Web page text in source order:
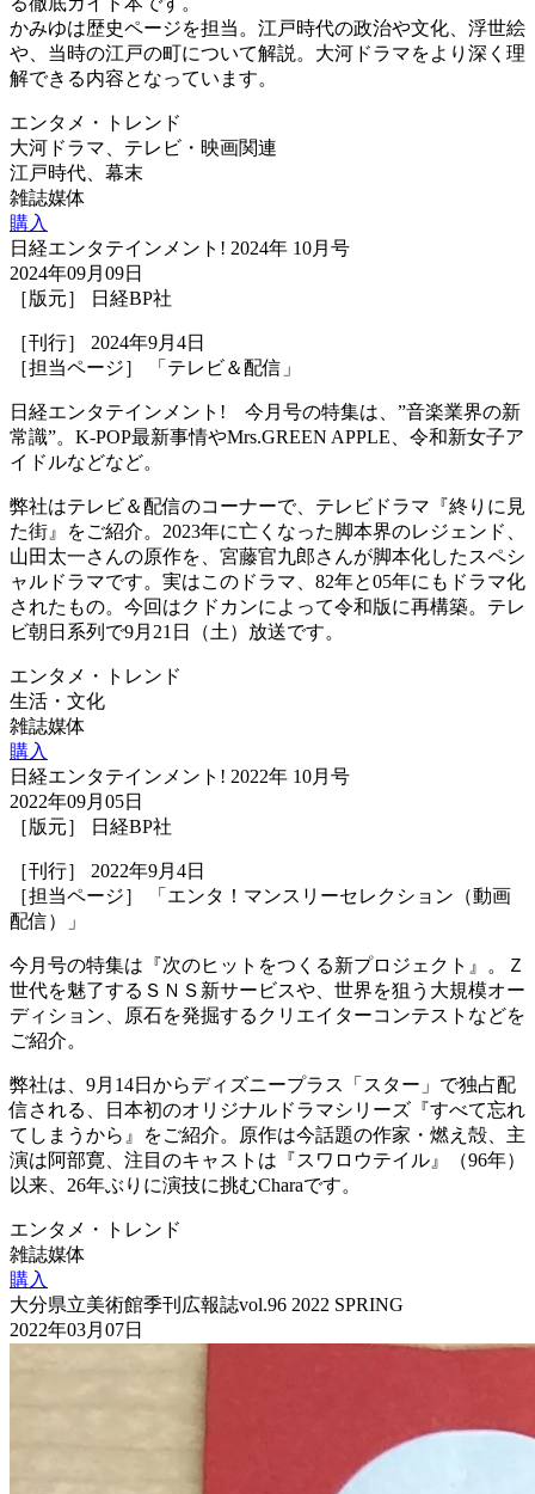
かみゆは歴史ページを担当。江戸時代の政治や文化、浮世絵
や、当時の江戸の町について解説。大河ドラマをより深く理
解できる内容となっています。
エンタメ・トレンド
大河ドラマ、テレビ・映画関連
江戸時代、幕末
雑誌媒体
購入
日経エンタテインメント! 2024年 10月号
2024年09月09日
［版元］ 日経BP社
［刊行］ 2024年9月4日
［担当ページ］ 「テレビ＆配信」
日経エンタテインメント! 今月号の特集は、”音楽業界の新
常識”。K-POP最新事情やMrs.GREEN APPLE、令和新女子ア
イドルなどなど。
弊社はテレビ＆配信のコーナーで、テレビドラマ『終りに見
た街』をご紹介。2023年に亡くなった脚本界のレジェンド、
山田太一さんの原作を、宮藤官九郎さんが脚本化したスペシ
ャルドラマです。実はこのドラマ、82年と05年にもドラマ化
されたもの。今回はクドカンによって令和版に再構築。テレ
ビ朝日系列で9月21日（土）放送です。
エンタメ・トレンド
生活・文化
雑誌媒体
購入
日経エンタテインメント! 2022年 10月号
2022年09月05日
［版元］ 日経BP社
［刊行］ 2022年9月4日
［担当ページ］ 「エンタ！マンスリーセレクション（動画
配信）」
今月号の特集は『次のヒットをつくる新プロジェクト』。Ｚ
世代を魅了するＳＮＳ新サービスや、世界を狙う大規模オー
ディション、原石を発掘するクリエイターコンテストなどを
ご紹介。
弊社は、9月14日からディズニープラス「スター」で独占配
信される、日本初のオリジナルドラマシリーズ『すべて忘れ
てしまうから』をご紹介。原作は今話題の作家・燃え殻、主
演は阿部寛、注目のキャストは『スワロウテイル』（96年）
以来、26年ぶりに演技に挑むCharaです。
エンタメ・トレンド
雑誌媒体
購入
大分県立美術館季刊広報誌vol.96 2022 SPRING
2022年03月07日